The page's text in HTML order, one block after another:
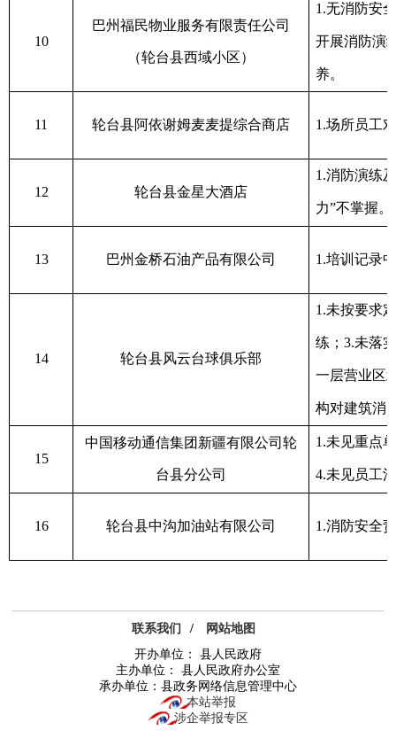
10
巴州福民物业服务有限责任公司
（轮台县西域小区）
1.无消防安
开展消防演
养。
11 轮台县阿依谢姆麦麦提综合商店 1.场所员工
1 2 轮台县金星大酒店
1.消防演练
力”不掌握。
13 巴州金桥石油产品有限公司 1.培训记录
14 轮台县风云台球俱乐部
1.未按要求
练；3.未落
一层营业区
构对建筑消
15
中国移动通信集团新疆有限公司轮
台县分公司
1.未见重点
4.未见员工
16 轮台县中沟加油站有限公司 1.消防安全
联系我们 /
网站地图
开办单位： 县人民政府
主办单位： 县人民政府办公室
承办单位：县政务网络信息管理中心
本站举报
涉企举报专区